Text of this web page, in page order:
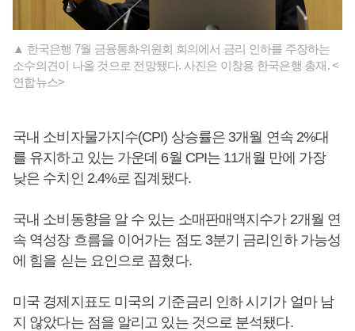
▲ 한국은행 7월 금융통화위원회 회의에서 금리 인하를 주장하는
소수의견이 나올 것으로 전망됐다. 사진은 이창용 한국은행 총재. <
연합뉴스>
국내 소비자물가지수(CPI) 상승률은 3개월 연속 2%대
를 유지하고 있는 가운데 6월 CPI는 11개월 만에 가장
낮은 수치인 2.4%로 집계됐다.
국내 소비동향을 알 수 있는 소매판매액지수가 2개월 연
속 역성장 흐름을 이어가는 점도 3분기 금리인하 가능성
에 힘을 싣는 요인으로 꼽혔다.
미국 경제지표도 미국의 기준금리 인하 시기가 얼마 남
지 않았다는 점을 알리고 있는 것으로 분석됐다.